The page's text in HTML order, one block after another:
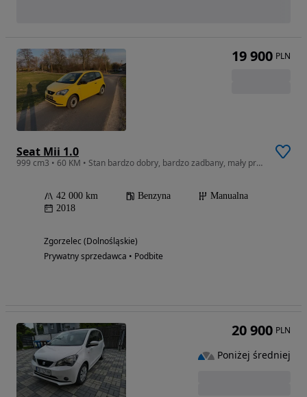
Seat Mii 1.0
999 cm3 • 60 KM • Stan bardzo dobry, bardzo zadbany, mały przebieg, książka serwisowa
42 000 km Benzyna
Manualna
2018
Zgorzelec (Dolnośląskie)
Prywatny sprzedawca • Podbite
19 900 PLN
20 900 PLN
Poniżej średniej